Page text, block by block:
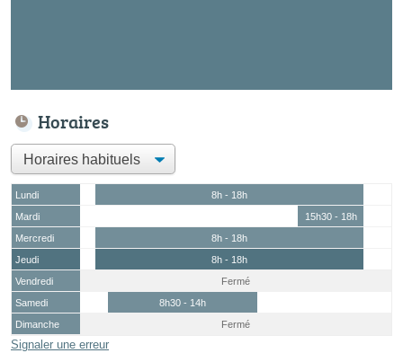
Horaires
Lundi
8h - 18h
Mardi
15h30 - 18h
Mercredi
8h - 18h
Jeudi
8h - 18h
Vendredi
Fermé
Samedi
8h30 - 14h
Dimanche
Fermé
Signaler une erreur